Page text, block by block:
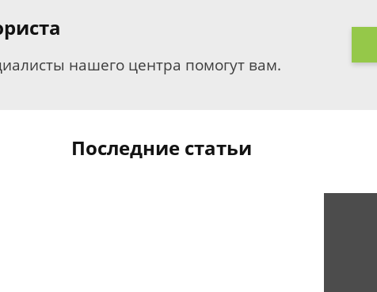
нашего центра помогут вам.
Последние статьи